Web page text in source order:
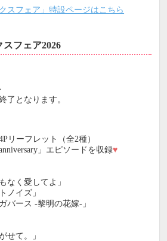
スフェア」特設ページはこちら
スフェア2026
了となります。
リーフレット（全2種）
」エピソードを収録♥
なく愛してよ」
ノイズ」
バース -黎明の花嫁-」
せて。」